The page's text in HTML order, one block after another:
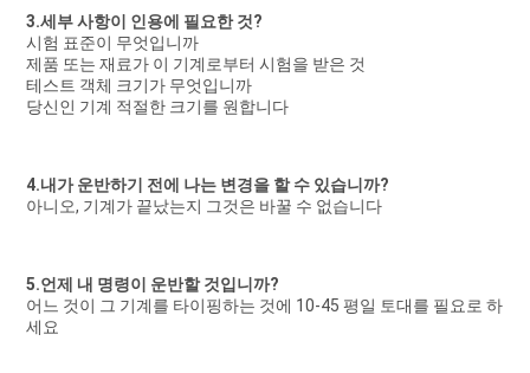
3.세부 사항이 인용에 필요한 것?
시험 표준이 무엇입니까
제품 또는 재료가 이 기계로부터 시험을 받은 것
테스트 객체 크기가 무엇입니까
당신인 기계 적절한 크기를 원합니다
4.내가 운반하기 전에 나는 변경을 할 수 있습니까?
아니오, 기계가 끝났는지 그것은 바꿀 수 없습니다
5.언제 내 명령이 운반할 것입니까?
어느 것이 그 기계를 타이핑하는 것에 10-45 평일 토대를 필요로 하
세요